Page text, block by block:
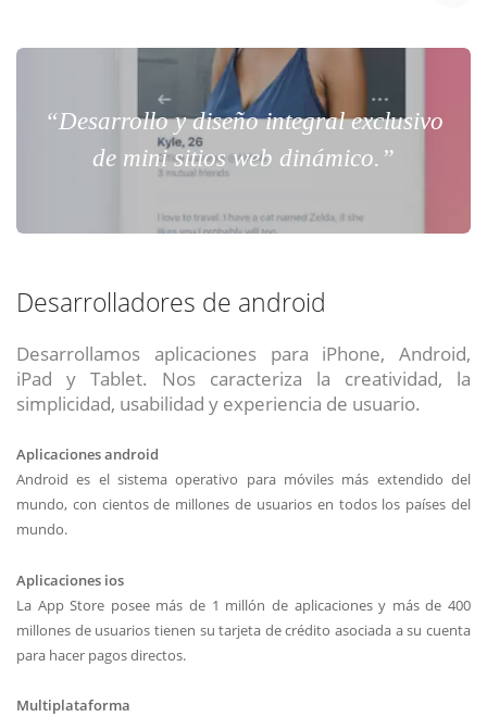
“Desarrollo y diseño integral exclusivo
de mini sitios web dinámico.”
Desarrolladores de android
Desarrollamos aplicaciones para iPhone, Android,
iPad y Tablet. Nos caracteriza la creatividad, la
simplicidad, usabilidad y experiencia de usuario.
Aplicaciones android
Android es el sistema operativo para móviles más extendido del
mundo, con cientos de millones de usuarios en todos los países del
mundo.
Aplicaciones ios
La App Store posee más de 1 millón de aplicaciones y más de 400
millones de usuarios tienen su tarjeta de crédito asociada a su cuenta
para hacer pagos directos.
Multiplataforma